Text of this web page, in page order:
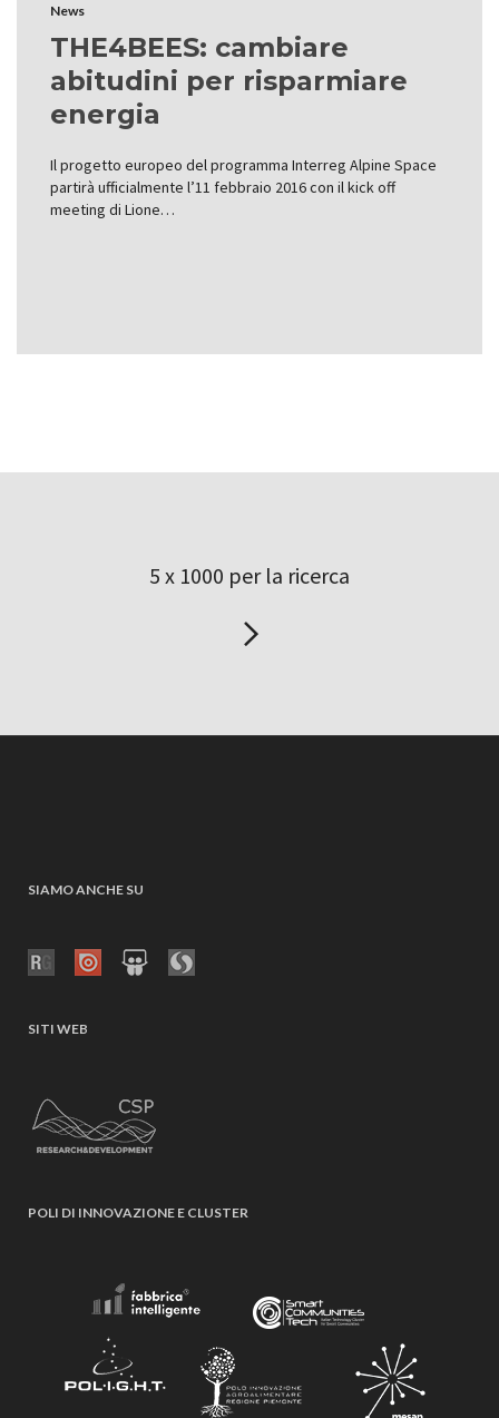
News
THE4BEES: cambiare
abitudini per risparmiare
energia
Il progetto europeo del programma Interreg Alpine Space
partirà ufficialmente l’11 febbraio 2016 con il kick off
meeting di Lione…
5 x 1000 per la ricerca
SIAMO ANCHE SU
SITI WEB
POLI DI INNOVAZIONE E CLUSTER